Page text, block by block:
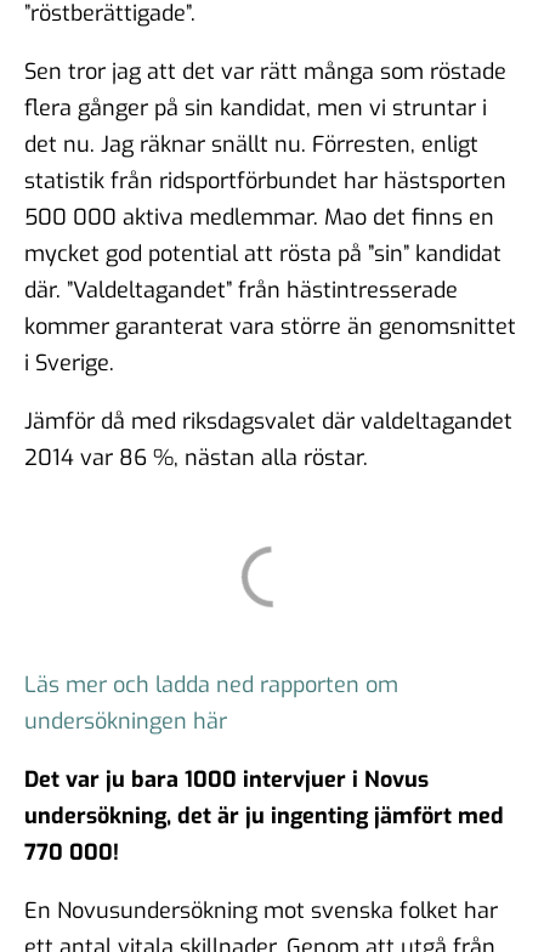
”röstberättigade”.
Sen tror jag att det var rätt många som röstade
flera gånger på sin kandidat, men vi struntar i
det nu. Jag räknar snällt nu. Förresten, enligt
statistik från ridsportförbundet har hästsporten
500 000 aktiva medlemmar. Mao det finns en
mycket god potential att rösta på ”sin” kandidat
där. ”Valdeltagandet” från hästintresserade
kommer garanterat vara större än genomsnittet
i Sverige.
Jämför då med riksdagsvalet där valdeltagandet
2014 var 86 %, nästan alla röstar.
Läs mer och ladda ned rapporten om
undersökningen här
Det var ju bara 1000 intervjuer i Novus
undersökning, det är ju ingenting jämfört med
770 000!
En Novusundersökning mot svenska folket har